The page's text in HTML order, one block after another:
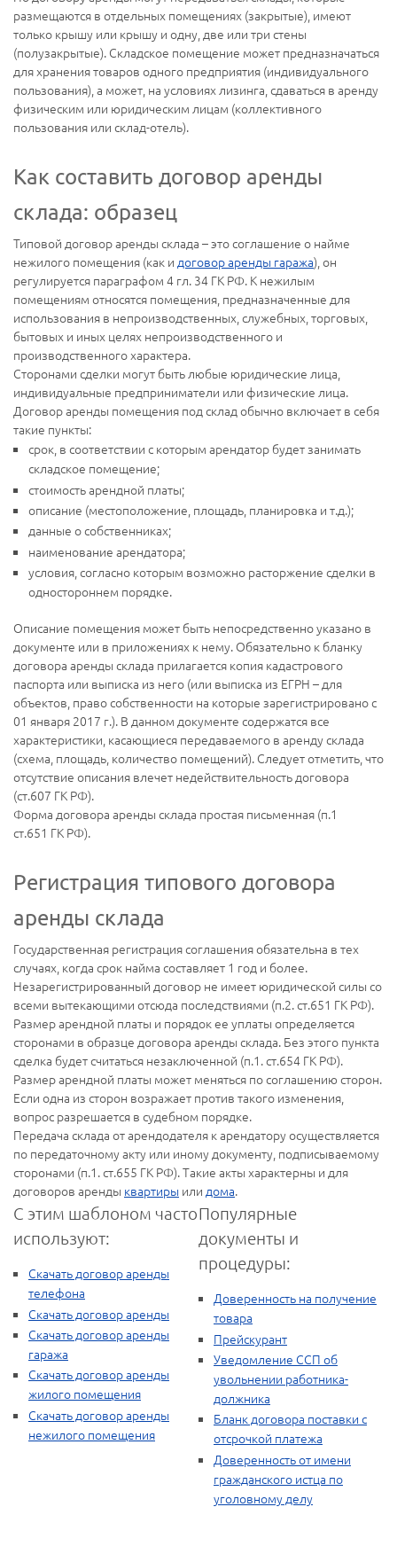
размещаются в отдельных помещениях (закрытые), имеют
только крышу или крышу и одну, две или три стены
(полузакрытые). Складское помещение может предназначаться
для хранения товаров одного предприятия (индивидуального
пользования), а может, на условиях лизинга, сдаваться в аренду
физическим или юридическим лицам (коллективного
пользования или склад-отель).
Как составить договор аренды
склада: образец
Типовой договор аренды склада – это соглашение о найме
нежилого помещения (как и договор аренды гаража), он
регулируется параграфом 4 гл. 34 ГК РФ. К нежилым
помещениям относятся помещения, предназначенные для
использования в непроизводственных, служебных, торговых,
бытовых и иных целях непроизводственного и
производственного характера.
Сторонами сделки могут быть любые юридические лица,
индивидуальные предприниматели или физические лица.
Договор аренды помещения под склад обычно включает в себя
такие пункты:
срок, в соответствии с которым арендатор будет занимать
складское помещение;
стоимость арендной платы;
описание (местоположение, площадь, планировка и т.д.);
данные о собственниках;
наименование арендатора;
условия, согласно которым возможно расторжение сделки в
одностороннем порядке.
Описание помещения может быть непосредственно указано в
документе или в приложениях к нему. Обязательно к бланку
договора аренды склада прилагается копия кадастрового
паспорта или выписка из него (или выписка из ЕГРН – для
объектов, право собственности на которые зарегистрировано с
01 января 2017 г.). В данном документе содержатся все
характеристики, касающиеся передаваемого в аренду склада
(схема, площадь, количество помещений). Следует отметить, что
отсутствие описания влечет недействительность договора
(ст.607 ГК РФ).
Форма договора аренды склада простая письменная (п.1
ст.651 ГК РФ).
Регистрация типового договора
аренды склада
Государственная регистрация соглашения обязательна в тех
случаях, когда срок найма составляет 1 год и более.
Незарегистрированный договор не имеет юридической силы со
всеми вытекающими отсюда последствиями (п.2. ст.651 ГК РФ).
Размер арендной платы и порядок ее уплаты определяется
сторонами в образце договора аренды склада. Без этого пункта
сделка будет считаться незаключенной (п.1. ст.654 ГК РФ).
Размер арендной платы может меняться по соглашению сторон.
Если одна из сторон возражает против такого изменения,
вопрос разрешается в судебном порядке.
Передача склада от арендодателя к арендатору осуществляется
по передаточному акту или иному документу, подписываемому
сторонами (п.1. ст.655 ГК РФ). Такие акты характерны и для
договоров аренды квартиры или дома.
С этим шаблоном часто
используют:
Скачать договор аренды
телефона
Скачать договор аренды
Скачать договор аренды
гаража
Скачать договор аренды
жилого помещения
Скачать договор аренды
нежилого помещения
Популярные
документы и
процедуры:
Доверенность на получение
товара
Прейскурант
Уведомление ССП об
увольнении работника-
должника
Бланк договора поставки с
отсрочкой платежа
Доверенность от имени
гражданского истца по
уголовному делу